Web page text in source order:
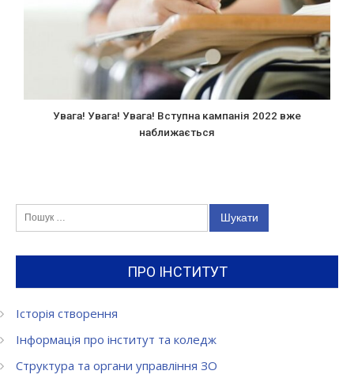
Увага! Увага! Увага! Вступна кампанія 2022 вже
наближається
Пошук:
ПРО ІНСТИТУТ
Історія створення
Інформація про інститут та коледж
Структура та органи управління ЗО